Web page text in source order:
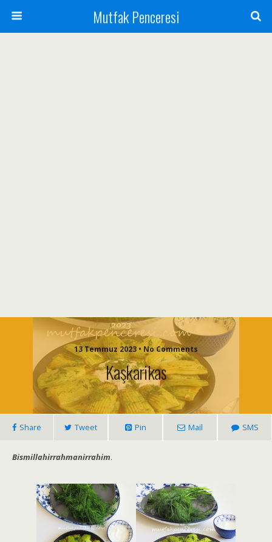
Mutfak Penceresi
13 Temmuz 2023 • No Comments
Kaşkarikas
Share Tweet Pin Mail SMS
Bismillahirrahmanirrahim.